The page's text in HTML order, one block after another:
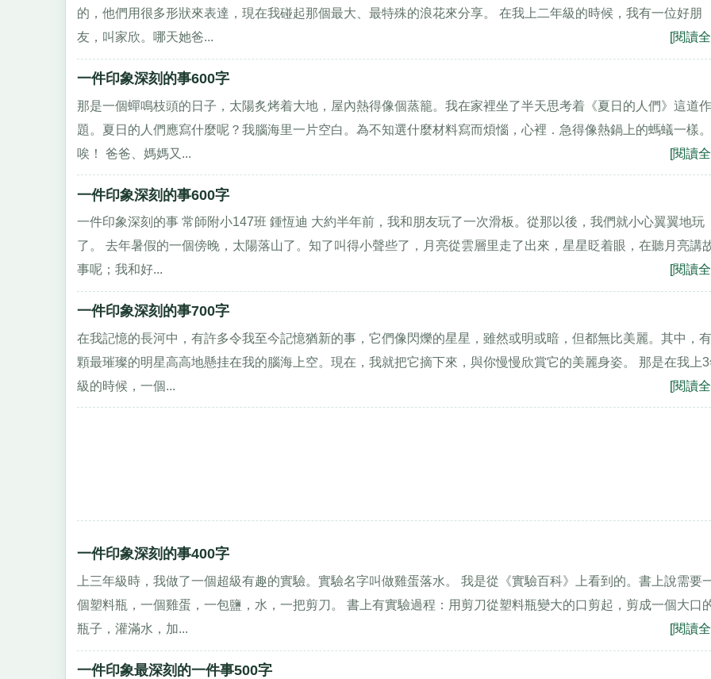
的，他們用很多形狀來表達，現在我碰起那個最大、最特殊的浪花來分享。 在我上二年級的時候，我有一位好朋
友，叫家欣。哪天她爸...
[閱讀
一件印象深刻的事600字
那是一個蟬鳴枝頭的日子，太陽炙烤着大地，屋內熱得像個蒸籠。我在家裡坐了半天思考着《夏日的人們》這道
題。夏日的人們應寫什麼呢？我腦海里一片空白。為不知選什麼材料寫而煩惱，心裡．急得像熱鍋上的螞蟻一樣。
唉！ 爸爸、媽媽又...
[閱讀
一件印象深刻的事600字
一件印象深刻的事 常師附小147班 鍾恆迪 大約半年前，我和朋友玩了一次滑板。從那以後，我們就小心翼翼地玩
了。 去年暑假的一個傍晚，太陽落山了。知了叫得小聲些了，月亮從雲層里走了出來，星星眨着眼，在聽月亮講
事呢；我和好...
[閱讀
一件印象深刻的事700字
在我記憶的長河中，有許多令我至今記憶猶新的事，它們像閃爍的星星，雖然或明或暗，但都無比美麗。其中，
顆最璀璨的明星高高地懸挂在我的腦海上空。現在，我就把它摘下來，與你慢慢欣賞它的美麗身姿。 那是在我上
級的時候，一個...
[閱讀
一件印象深刻的事400字
上三年級時，我做了一個超級有趣的實驗。實驗名字叫做雞蛋落水。 我是從《實驗百科》上看到的。書上說需要
個塑料瓶，一個雞蛋，一包鹽，水，一把剪刀。 書上有實驗過程：用剪刀從塑料瓶變大的口剪起，剪成一個大口
瓶子，灌滿水，加...
[閱讀
一件印象最深刻的一件事500字